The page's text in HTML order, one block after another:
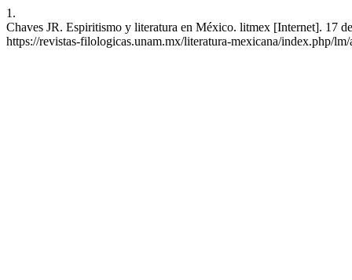
1.
Chaves JR. Espiritismo y literatura en México. litmex [Internet]. 17
https://revistas-filologicas.unam.mx/literatura-mexicana/index.php/